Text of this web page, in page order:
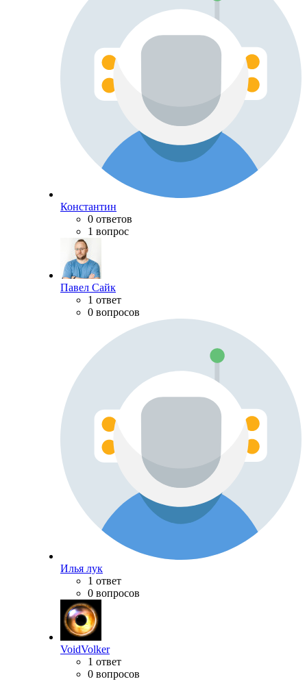
Константин
0 ответов
1 вопрос
Павел Сайк
1 ответ
0 вопросов
Илья лук
1 ответ
0 вопросов
VoidVolker
1 ответ
0 вопросов